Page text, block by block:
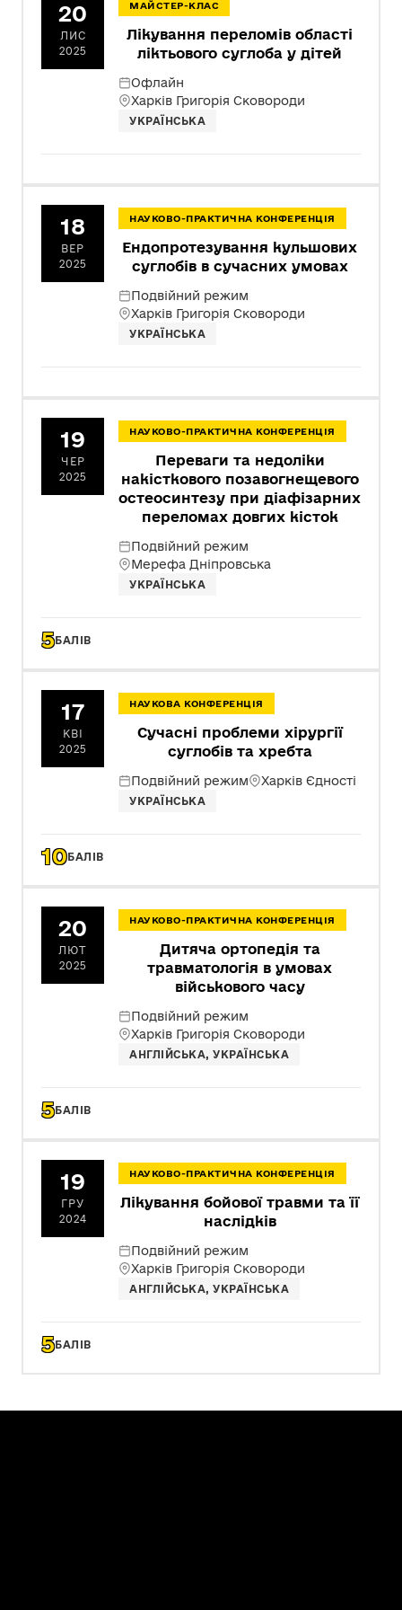
20
ЛИС
2025
МАЙСТЕР-КЛАС
Лікування переломів області
ліктьового суглоба у дітей
Офлайн
Харків Григорія Сковороди
УКРАЇНСЬКА
18
ВЕР
2025
НАУКОВО-ПРАКТИЧНА КОНФЕРЕНЦІЯ
Ендопротезування кульшових
суглобів в сучасних умовах
Подвійний режим
Харків Григорія Сковороди
УКРАЇНСЬКА
19
ЧЕР
2025
НАУКОВО-ПРАКТИЧНА КОНФЕРЕНЦІЯ
Переваги та недоліки
накісткового позавогнещевого
остеосинтезу при діафізарних
переломах довгих кісток
Подвійний режим
Мерефа Дніпровська
УКРАЇНСЬКА
5БАЛІВ
17
КВІ
2025
НАУКОВА КОНФЕРЕНЦІЯ
Сучасні проблеми хірургії
суглобів та хребта
Подвійний режим Харків Єдності
УКРАЇНСЬКА
10БАЛІВ
20
ЛЮТ
2025
НАУКОВО-ПРАКТИЧНА КОНФЕРЕНЦІЯ
Дитяча ортопедія та
травматологія в умовах
військового часу
Подвійний режим
Харків Григорія Сковороди
АНГЛІЙСЬКА, УКРАЇНСЬКА
5БАЛІВ
19
ГРУ
2024
НАУКОВО-ПРАКТИЧНА КОНФЕРЕНЦІЯ
Лікування бойової травми та її
наслідків
Подвійний режим
Харків Григорія Сковороди
АНГЛІЙСЬКА, УКРАЇНСЬКА
5БАЛІВ